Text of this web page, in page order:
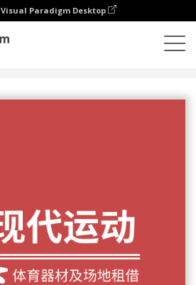
Visual Paradigm Desktop